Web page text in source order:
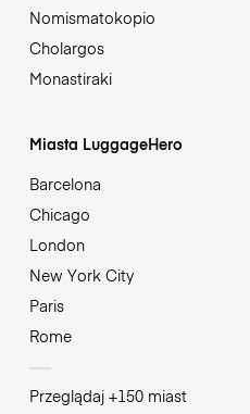
Nomismatokopio
Cholargos
Monastiraki
Miasta LuggageHero
Barcelona
Chicago
London
New York City
Paris
Rome
Przeglądaj +150 miast